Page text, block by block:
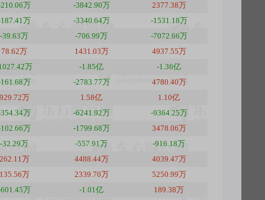
万
-3842.90万
2377.38万
万
-3340.64万
-1531.18万
-39.63万
-706.99万
-7072.66万
78.62万
1431.03万
4937.55万
万
-1.85亿
-1.36亿
万
-2783.77万
4780.40万
万
1.58亿
1.10亿
万
-6241.92万
-9364.25万
万
-1799.68万
3478.06万
-32.29万
-557.91万
-916.18万
万
4488.44万
4039.47万
万
2339.70万
5250.99万
万
-1.01亿
189.38万